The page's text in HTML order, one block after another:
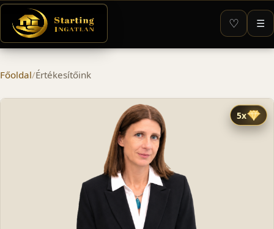
♡ ☰
Főoldal/Értékesítőink
Értékesítőink 5x